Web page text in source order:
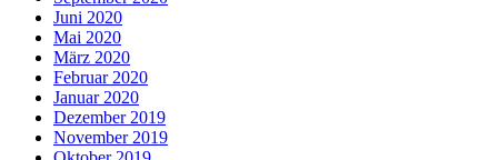
Juni 2020
Mai 2020
März 2020
Februar 2020
Januar 2020
Dezember 2019
November 2019